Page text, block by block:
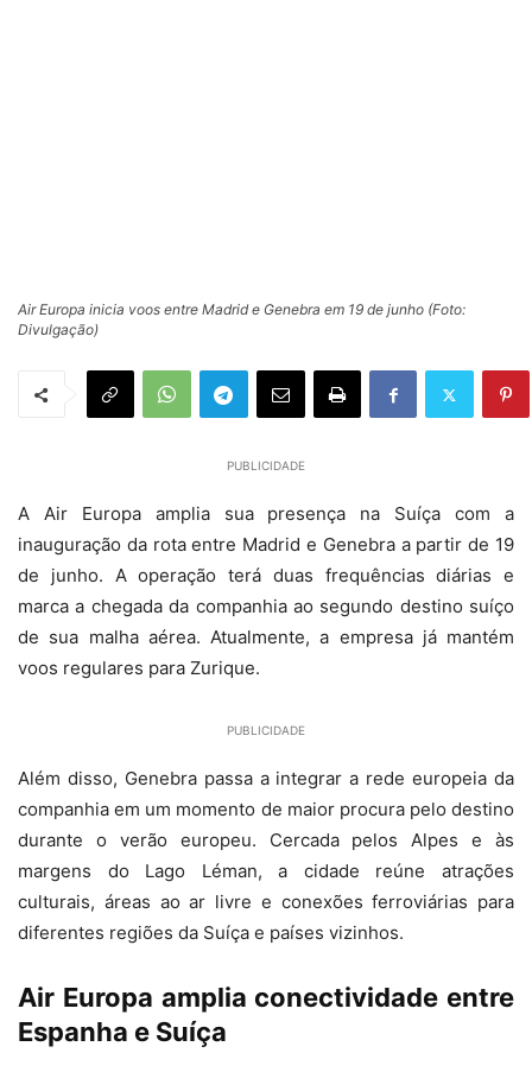
Air Europa inicia voos entre Madrid e Genebra em 19 de junho (Foto:
Divulgação)
PUBLICIDADE
A Air Europa amplia sua presença na Suíça com a
inauguração da rota entre Madrid e Genebra a partir de 19
de junho. A operação terá duas frequências diárias e
marca a chegada da companhia ao segundo destino suíço
de sua malha aérea. Atualmente, a empresa já mantém
voos regulares para Zurique.
PUBLICIDADE
Além disso, Genebra passa a integrar a rede europeia da
companhia em um momento de maior procura pelo destino
durante o verão europeu. Cercada pelos Alpes e às
margens do Lago Léman, a cidade reúne atrações
culturais, áreas ao ar livre e conexões ferroviárias para
diferentes regiões da Suíça e países vizinhos.
Air Europa amplia conectividade entre
Espanha e Suíça